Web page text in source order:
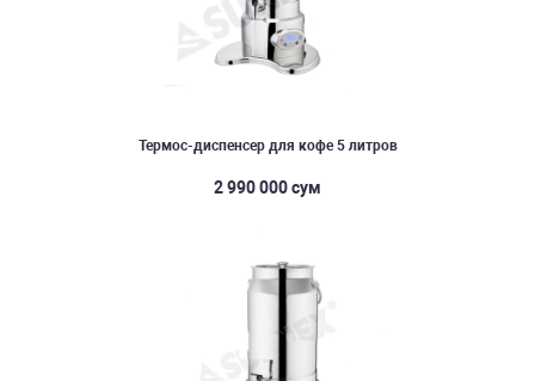
Термос-диспенсер для кофе 5 литров
2 990 000 сум